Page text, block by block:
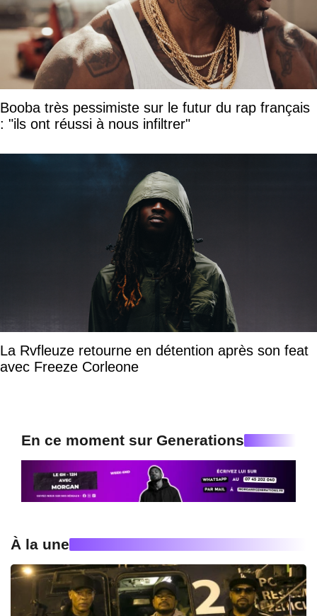
Booba très pessimiste sur le futur du rap français
: "ils ont réussi à nous infiltrer"
La Rvfleuze retourne en détention après son feat
avec Freeze Corleone
En ce moment sur Generations
À la une